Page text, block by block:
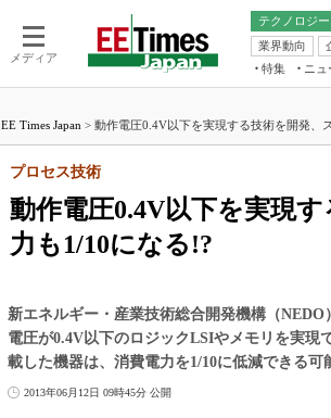
メディア
テクノロジー
電池／エネルギー
アナログ
マイコン
業界動向
特集 ニュ
福田昭のデバイ
大山聡の業界ス
大原雄介のエレ
世界を「数字」
踊るバズワード
電子ブッ
EE Times Japan > 動作電圧0.4V以下を実現する技術を開発、
動作電圧0.4V以下を実現
力も1/10になる!?
プロセス技術
新エネルギー・産業技術総合開発機構（
電圧が0.4V以下のロジックLSIやメモリを実
載した機器は、消費電力を1/10に低減できる可
2013年06月12日 09時45分 公開